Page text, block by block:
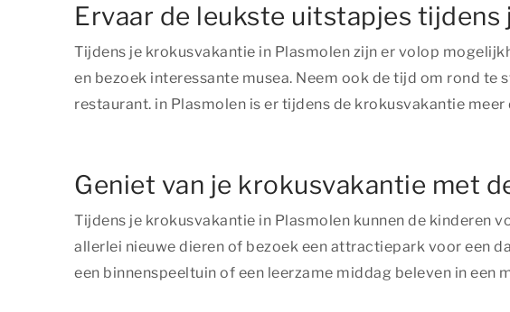
Ervaar de leukste uitstapjes
Tijdens je krokusvakantie in Plasmolen zijn er volop
en bezoek interessante musea. Neem ook de tijd om rond te
restaurant. in Plasmolen is er tijdens de krokusvakantie meer
Geniet van je krokusvakantie met
Tijdens je krokusvakantie in Plasmolen kunnen de kinderen
allerlei nieuwe dieren of bezoek een attractiepark voor een
een binnenspeeltuin of een leerzame middag beleven in een